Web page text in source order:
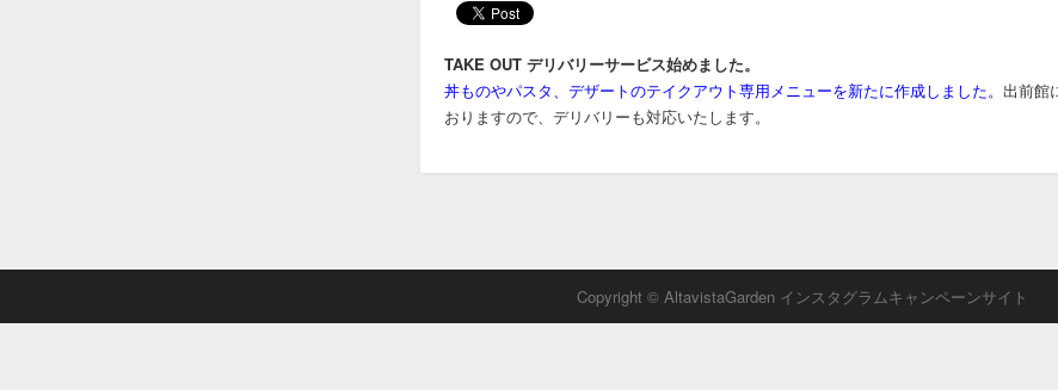
TAKE OUT デリバリーサービス始めました。
丼ものやパスタ、デザートのテイクアウト専用メニューを新たに作成しました。 出前館
おりますので、デリバリーも対応いたします。
Copyright © AltavistaGarden インスタグラムキャンペーンサイト